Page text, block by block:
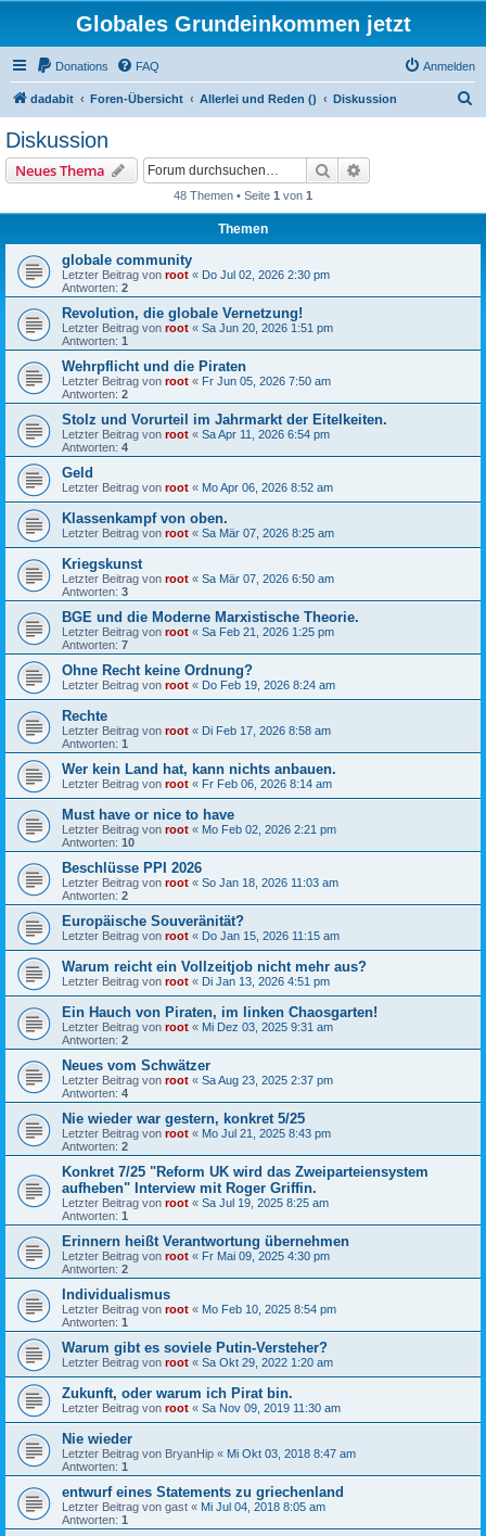
Globales Grundeinkommen jetzt
Donations FAQ Anmelden
dadabit Foren-Übersicht Allerlei und Reden () Diskussion
Diskussion
Neues Thema Suche
48 Themen • Seite 1 von 1
Themen
globale community
Letzter Beitrag von root « Do Jul 02, 2026 2:30 pm
Antworten: 2
Revolution, die globale Vernetzung!
Letzter Beitrag von root « Sa Jun 20, 2026 1:51 pm
Antworten: 1
Wehrpflicht und die Piraten
Letzter Beitrag von root « Fr Jun 05, 2026 7:50 am
Antworten: 2
Stolz und Vorurteil im Jahrmarkt der Eitelkeiten.
Letzter Beitrag von root « Sa Apr 11, 2026 6:54 pm
Antworten: 4
Geld
Letzter Beitrag von root « Mo Apr 06, 2026 8:52 am
Klassenkampf von oben.
Letzter Beitrag von root « Sa Mär 07, 2026 8:25 am
Kriegskunst
Letzter Beitrag von root « Sa Mär 07, 2026 6:50 am
Antworten: 3
BGE und die Moderne Marxistische Theorie.
Letzter Beitrag von root « Sa Feb 21, 2026 1:25 pm
Antworten: 7
Ohne Recht keine Ordnung?
Letzter Beitrag von root « Do Feb 19, 2026 8:24 am
Rechte
Letzter Beitrag von root « Di Feb 17, 2026 8:58 am
Antworten: 1
Wer kein Land hat, kann nichts anbauen.
Letzter Beitrag von root « Fr Feb 06, 2026 8:14 am
Must have or nice to have
Letzter Beitrag von root « Mo Feb 02, 2026 2:21 pm
Antworten: 10
Beschlüsse PPI 2026
Letzter Beitrag von root « So Jan 18, 2026 11:03 am
Antworten: 2
Europäische Souveränität?
Letzter Beitrag von root « Do Jan 15, 2026 11:15 am
Warum reicht ein Vollzeitjob nicht mehr aus?
Letzter Beitrag von root « Di Jan 13, 2026 4:51 pm
Ein Hauch von Piraten, im linken Chaosgarten!
Letzter Beitrag von root « Mi Dez 03, 2025 9:31 am
Antworten: 2
Neues vom Schwätzer
Letzter Beitrag von root « Sa Aug 23, 2025 2:37 pm
Antworten: 4
Nie wieder war gestern, konkret 5/25
Letzter Beitrag von root « Mo Jul 21, 2025 8:43 pm
Antworten: 2
Konkret 7/25 "Reform UK wird das Zweiparteiensystem
aufheben" Interview mit Roger Griffin.
Letzter Beitrag von root « Sa Jul 19, 2025 8:25 am
Antworten: 1
Erinnern heißt Verantwortung übernehmen
Letzter Beitrag von root « Fr Mai 09, 2025 4:30 pm
Antworten: 2
Individualismus
Letzter Beitrag von root « Mo Feb 10, 2025 8:54 pm
Antworten: 1
Warum gibt es soviele Putin-Versteher?
Letzter Beitrag von root « Sa Okt 29, 2022 1:20 am
Zukunft, oder warum ich Pirat bin.
Letzter Beitrag von root « Sa Nov 09, 2019 11:30 am
Nie wieder
Letzter Beitrag von BryanHip « Mi Okt 03, 2018 8:47 am
Antworten: 1
entwurf eines Statements zu griechenland
Letzter Beitrag von gast « Mi Jul 04, 2018 8:05 am
Antworten: 1